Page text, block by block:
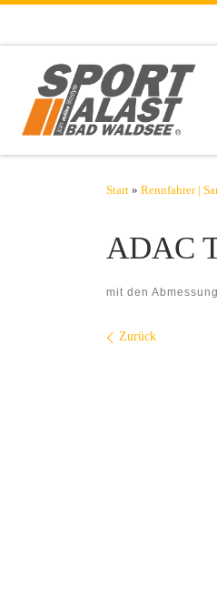
Start » Rennfahrer |
ADAC
mit den
Bilder
Zurück